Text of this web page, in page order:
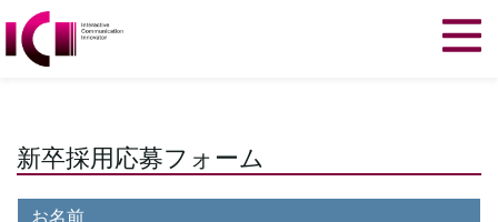
新卒採用応募フォーム
お名前